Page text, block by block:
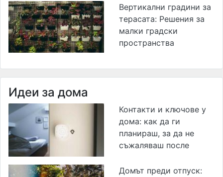
Вертикални градини за
терасата: Решения за
малки градски
пространства
Идеи за дома
Контакти и ключове у
дома: как да ги
планираш, за да не
съжаляваш после
Домът преди отпуск: